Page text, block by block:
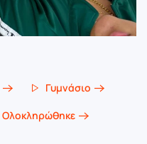
Γυμνάσιο
Ολοκληρώθηκε